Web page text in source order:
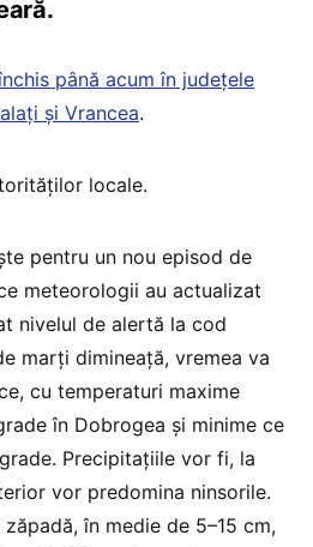
până acum în județele
și Vrancea.
locale.
pentru un nou episod de
meteorologii au actualizat
nivelul de alertă la cod
marți dimineață, vremea va
cu temperaturi maxime
în Dobrogea și minime ce
Precipitațiile vor fi, la
vor predomina ninsorile.
în medie de 5–15 cm,